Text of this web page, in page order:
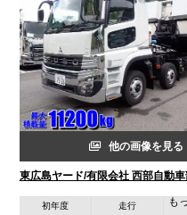
他の画像を見る
東広島ヤード/有限会社 西部自動
初年度 走行 も